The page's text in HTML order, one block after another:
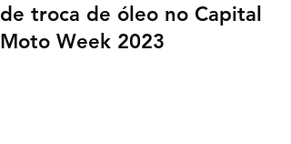
de troca de óleo no Capital
Moto Week 2023